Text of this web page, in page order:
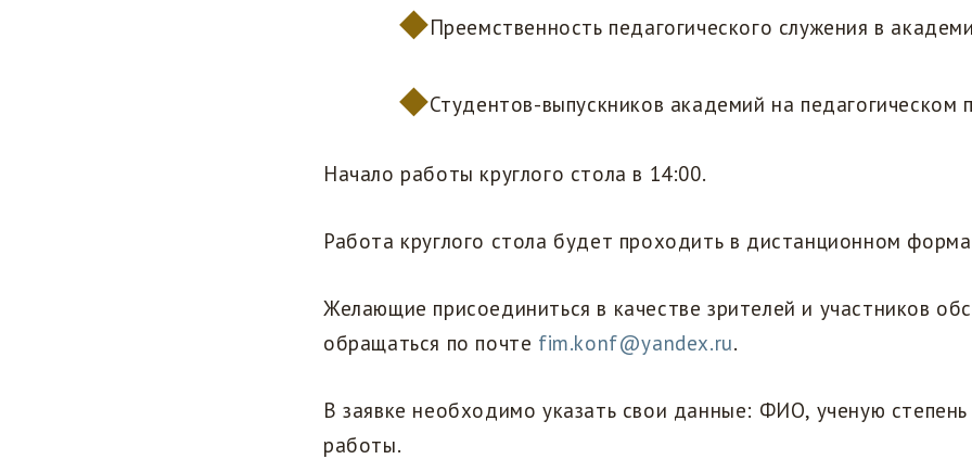
Преемственность педагогического служения в
Студентов-выпускников академий на педагогическом
Начало работы круглого стола в 14:00.
Работа круглого стола будет проходить в дистанционном
Желающие присоединиться в качестве зрителей и участников
обращаться по почте fim.konf@yandex.ru.
В заявке необходимо указать свои данные: ФИО, ученую
работы.